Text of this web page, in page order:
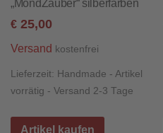
„MondZauber“ silberfarben
€ 25,00
Versand kostenfrei
Lieferzeit: Handmade - Artikel
vorrätig - Versand 2-3 Tage
Artikel kaufen